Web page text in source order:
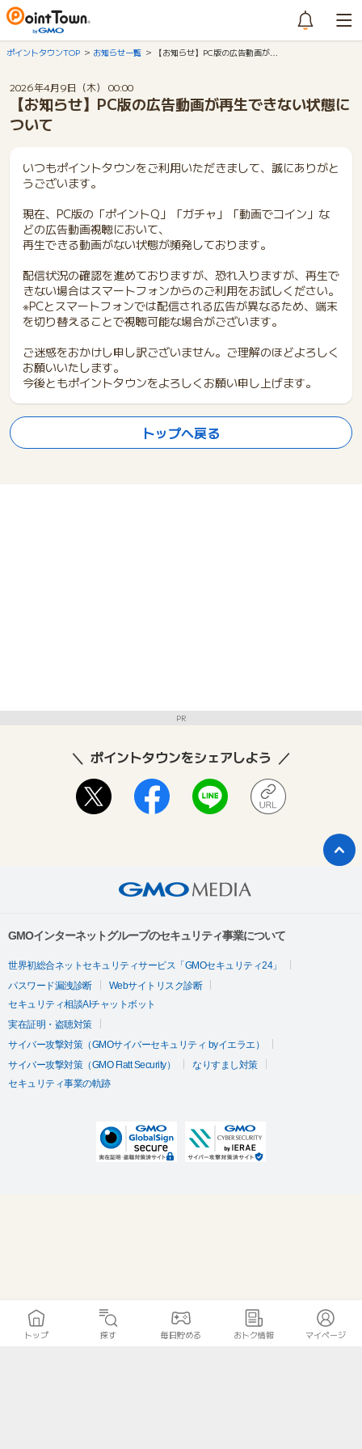
ポイントタウンTOP お知らせ一覧 【お知らせ】PC版の広告動画が…
2026年4月9日（木） 00:00
【お知らせ】PC版の広告動画が再生できない状態に
ついて
いつもポイントタウンをご利用いただきまして、誠にありがと
うございます。
現在、PC版の「ポイントQ」「ガチャ」「動画でコイン」な
どの広告動画視聴において、
再生できる動画がない状態が頻発しております。
配信状況の確認を進めておりますが、恐れ入りますが、再生で
きない場合はスマートフォンからのご利用をお試しください。
※PCとスマートフォンでは配信される広告が異なるため、端末
を切り替えることで視聴可能な場合がございます。
ご迷惑をおかけし申し訳ございません。ご理解のほどよろしく
お願いいたします。
今後ともポイントタウンをよろしくお願い申し上げます。
トップへ戻る
PR
ポイントタウンをシェアしよう
GMOインターネットグループのセキュリティ事業について
世界初総合ネットセキュリティサービス「GMOセキュリティ24」
パスワード漏洩診断
Webサイトリスク診断
セキュリティ相談AIチャットボット
実在証明・盗聴対策
サイバー攻撃対策（GMOサイバーセキュリティ byイエラエ）
サイバー攻撃対策（GMO Flatt Security）
なりすまし対策
セキュリティ事業の軌跡
トップ 探す 毎日貯める おトク情報 マイページ